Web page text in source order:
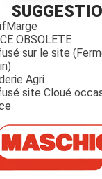
OBSOLETE
sur le site
Agri
site Cloué